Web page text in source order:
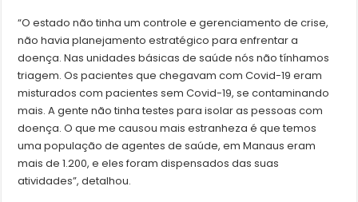
“O estado não tinha um controle e gerenciamento de crise,
não havia planejamento estratégico para enfrentar a
doença. Nas unidades básicas de saúde nós não tínhamos
triagem. Os pacientes que chegavam com Covid-19 eram
misturados com pacientes sem Covid-19, se contaminando
mais. A gente não tinha testes para isolar as pessoas com
doença. O que me causou mais estranheza é que temos
uma população de agentes de saúde, em Manaus eram
mais de 1.200, e eles foram dispensados das suas
atividades”, detalhou.